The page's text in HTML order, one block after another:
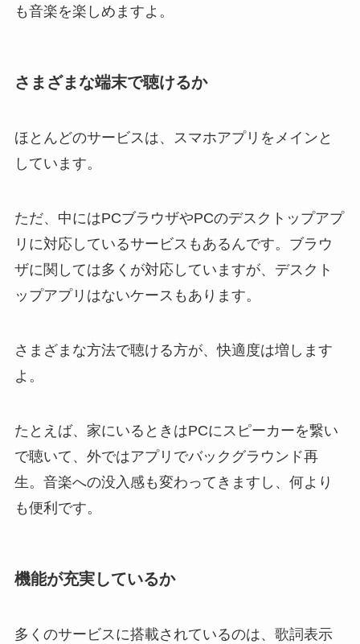
も音楽を楽しめますよ。
さまざまな端末で聴けるか
ほとんどのサービスは、スマホアプリをメインと
しています。
ただ、中にはPCブラウザやPCのデスクトップアプ
リに対応しているサービスもあるんです。ブラウ
ザに関しては多くが対応していますが、デスクト
ップアプリはないケースもあります。
さまざまな方法で聴ける方が、快適度は増します
よ。
たとえば、家にいるときはPCにスピーカーを繋い
で聴いて、外ではアプリでバックグラウンド再
生。音楽への没入感も変わってきますし、何より
も便利です。
機能が充実しているか
多くのサービスに搭載されているのは、歌詞表示